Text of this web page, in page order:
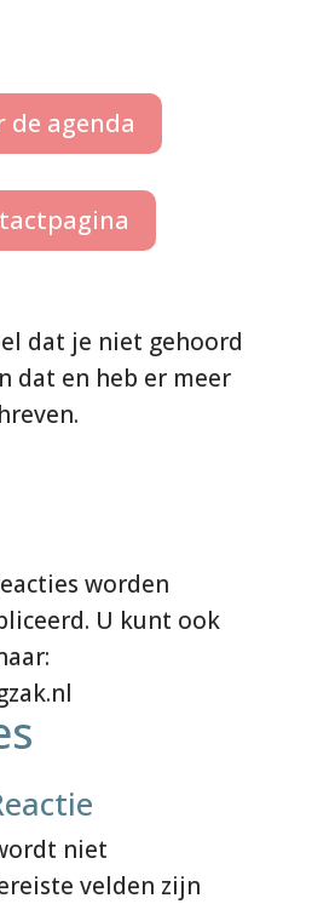
de agenda
dat je niet gehoord
dat en heb er meer
niet
velden zijn